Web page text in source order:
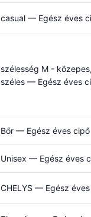
casual — Egész éves
szélesség M -
széles — Egész éves
Bőr — Egész éves cipő
Unisex — Egész éves
CHELYS — Egész